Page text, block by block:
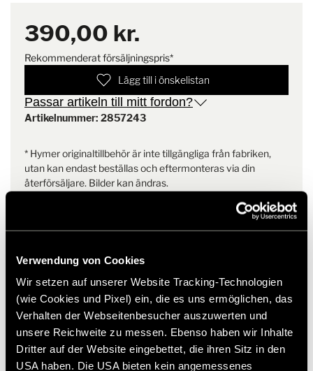
Verwendung von Cookies
Wir setzen auf unserer Website Tracking-Technologien
(wie Cookies und Pixel) ein, die es uns ermöglichen, das
Verhalten der Webseitenbesucher auszuwerten und
unsere Reichweite zu messen. Ebenso haben wir Inhalte
Dritter auf der Website eingebettet, die ihren Sitz in den
USA haben. Die USA bieten kein angemessenes
390,00 kr.
Rekommenderat försäljningspris*
Lägg till i önskelistan
Passar artikeln till mitt fordon?
Artikelnummer: 2857243
* Hymer originaltillbehör är inte tillgängliga från fabriken,
utan kan endast beställas och eftermonteras via din
återförsäljare. Bilder kan ändras.
Liknande produkter